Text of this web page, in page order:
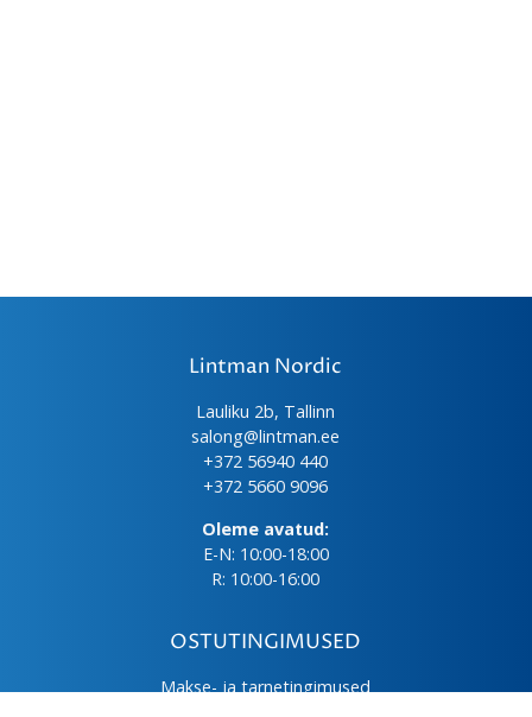
Lintman Nordic
Lauliku 2b, Tallinn
salong@lintman.ee
+372 56940 440
+372 5660 9096
Oleme avatud:
E-N: 10:00-18:00
R: 10:00-16:00
OSTUTINGIMUSED
Makse- ja tarnetingimused